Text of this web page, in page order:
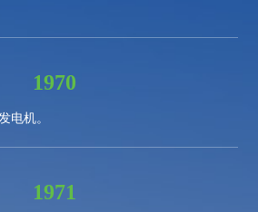
1970
电机。
1971